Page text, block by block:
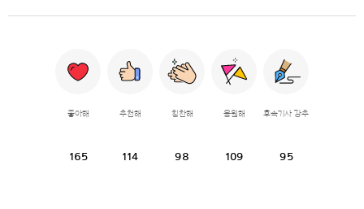
좋아해
165
추천해
114
칭찬해
98
응원해
109
후속기사 강추
95